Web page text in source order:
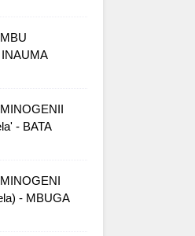
- BATA
- MBUGA